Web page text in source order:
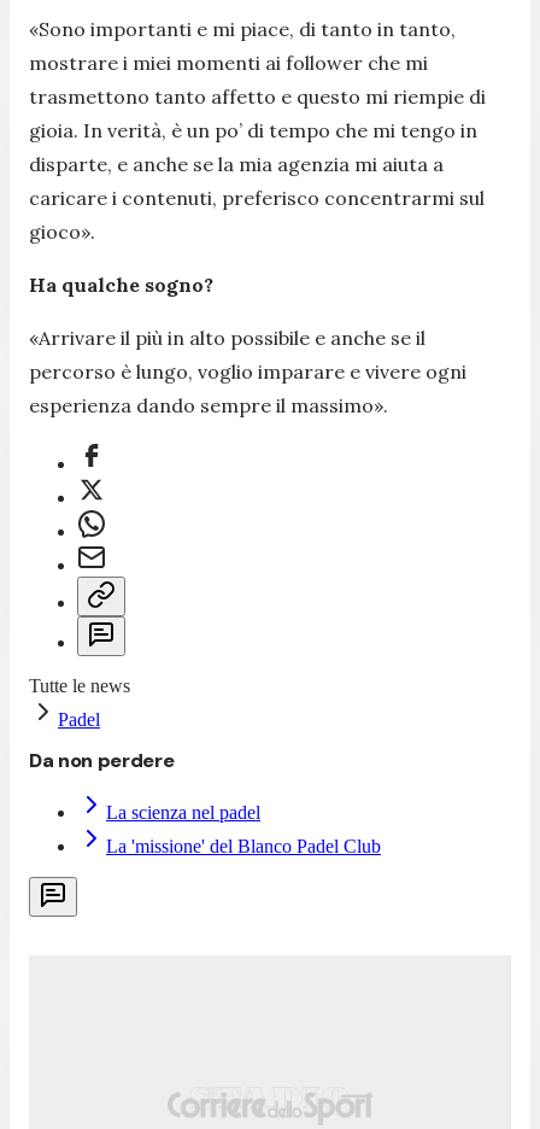
«Sono importanti e mi piace, di tanto in tanto,
mostrare i miei momenti ai follower che mi
trasmettono tanto affetto e questo mi riempie di
gioia. In verità, è un po’ di tempo che mi tengo in
disparte, e anche se la mia agenzia mi aiuta a
caricare i contenuti, preferisco concentrarmi sul
gioco».
Ha qualche sogno?
«Arrivare il più in alto possibile e anche se il
percorso è lungo, voglio imparare e vivere ogni
esperienza dando sempre il massimo».
Tutte le news
Padel
Da non perdere
La scienza nel padel
La 'missione' del Blanco Padel Club